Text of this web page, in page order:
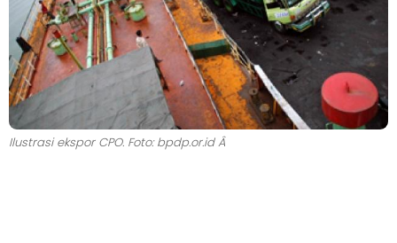
Ilustrasi ekspor CPO. Foto: bpdp.or.id Â